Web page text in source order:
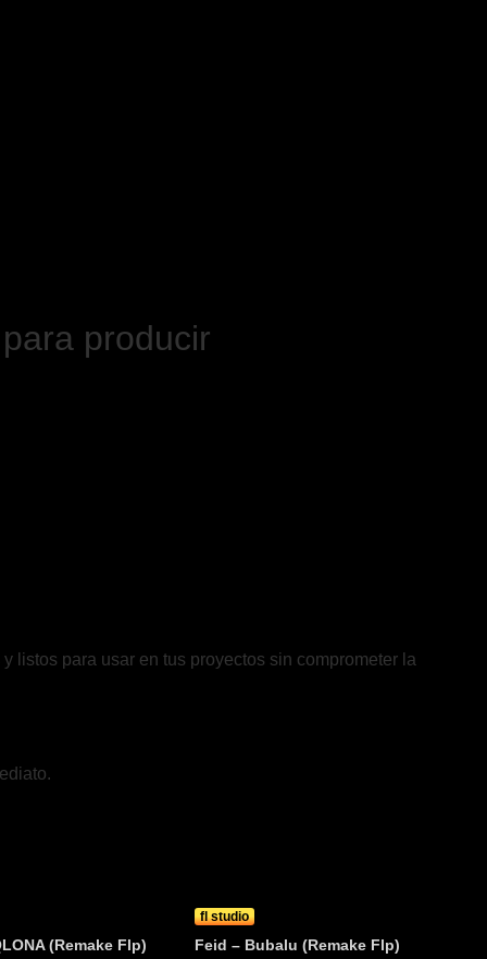
producir
listos para usar en tus proyectos sin comprometer la
(Remake Flp)
fl studio
Feid – Bubalu (Remake Flp)